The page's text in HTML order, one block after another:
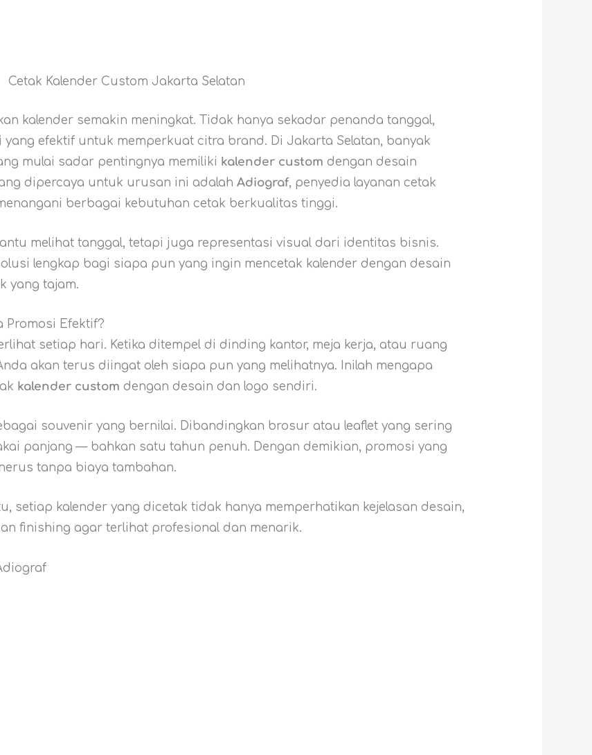
Cetak Kalender Custom Jakarta Selatan
kalender semakin meningkat. Tidak hanya sekadar penanda tanggal,
efektif untuk memperkuat citra brand. Di Jakarta Selatan, banyak
mulai sadar pentingnya memiliki kalender custom dengan desain
dipercaya untuk urusan ini adalah Adiograf, penyedia layanan cetak
berbagai kebutuhan cetak berkualitas tinggi.
melihat tanggal, tetapi juga representasi visual dari identitas bisnis.
lengkap bagi siapa pun yang ingin mencetak kalender dengan desain
yang tajam.
Promosi Efektif?
setiap hari. Ketika ditempel di dinding kantor, meja kerja, atau ruang
akan terus diingat oleh siapa pun yang melihatnya. Inilah mengapa
kalender custom dengan desain dan logo sendiri.
souvenir yang bernilai. Dibandingkan brosur atau leaflet yang sering
panjang — bahkan satu tahun penuh. Dengan demikian, promosi yang
tanpa biaya tambahan.
setiap kalender yang dicetak tidak hanya memperhatikan kejelasan desain,
finishing agar terlihat profesional dan menarik.